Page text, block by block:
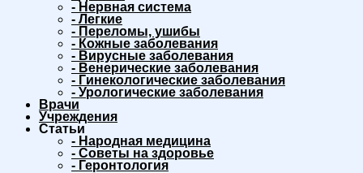
- Нервная система
- Легкие
- Переломы, ушибы
- Кожные заболевания
- Вирусные заболевания
- Венерические заболевания
- Гинекологические заболевания
- Урологические заболевания
Врачи
Учреждения
Статьи
- Народная медицина
- Советы на здоровье
- Геронтология